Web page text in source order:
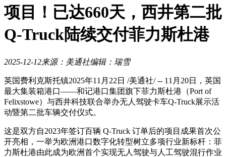
项目！已达660天，西井第二批
Q-Truck陆续交付菲力斯杜港
2025-12-12来源：美通社编辑：瑞雪
英国费利克斯托镇2025年11月22日 /美通社/ -- 11月20日，英国
最大集装箱港口——和记港口集团旗下菲力斯杜港（Port of
Felixstowe）与西井科技联合举办无人驾驶卡车Q-Truck展示活
动暨第二批车辆交付仪式。
这是双方自2023年签订百辆 Q-Truck 订单后的项目成果首次公
开亮相，一举为欧洲港口数字化转型树立多项行业新标杆：菲
力斯杜港由此成为欧洲首个实现无人驾驶与人工驾驶混行作业